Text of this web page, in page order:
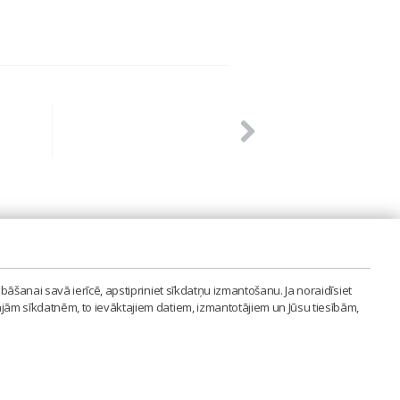
savā ierīcē, apstipriniet sīkdatņu izmantošanu. Ja noraidīsiet
sīkdatnēm, to ievāktajiem datiem, izmantotājiem un Jūsu tiesībām,